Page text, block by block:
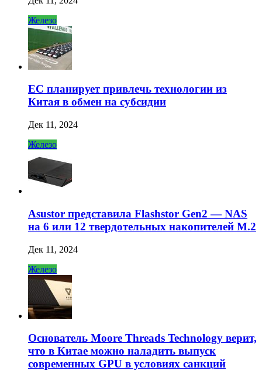
Железо
ЕС планирует привлечь технологии из
Китая в обмен на субсидии
Дек 11, 2024
Железо
Asustor представила Flashstor Gen2 — NAS
на 6 или 12 твердотельных накопителей M.2
Дек 11, 2024
Железо
Основатель Moore Threads Technology верит,
что в Китае можно наладить выпуск
современных GPU в условиях санкций